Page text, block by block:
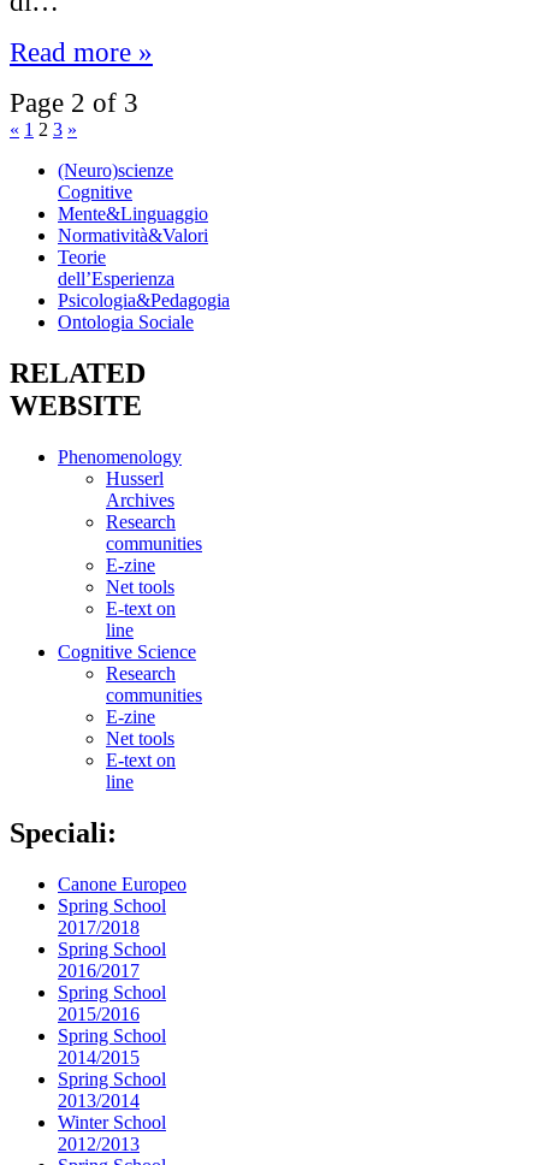
Read more »
Page 2 of 3
« 1 2 3 »
(Neuro)scienze
Cognitive
Mente&Linguaggio
Normatività&Valori
Teorie
dell’Esperienza
Psicologia&Pedagogia
Ontologia Sociale
RELATED
WEBSITE
Phenomenology
Husserl
Archives
Research
communities
E-zine
Net tools
E-text on
line
Cognitive Science
Research
communities
E-zine
Net tools
E-text on
line
Speciali:
Canone Europeo
Spring School
2017/2018
Spring School
2016/2017
Spring School
2015/2016
Spring School
2014/2015
Spring School
2013/2014
Winter School
2012/2013